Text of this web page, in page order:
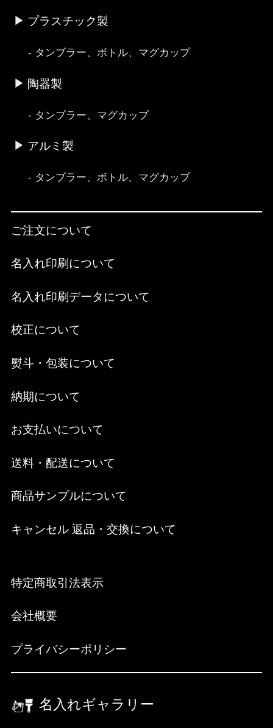
プラスチック製
タンブラー、ボトル、マグカップ
陶器製
タンブラー、マグカップ
アルミ製
タンブラー、ボトル、マグカップ
ご注文について
名入れ印刷について
名入れ印刷データについて
校正について
熨斗・包装について
納期について
お支払いについて
送料・配送について
商品サンプルについて
キャンセル 返品・交換について
特定商取引法表示
会社概要
プライバシーポリシー
名入れギャラリー